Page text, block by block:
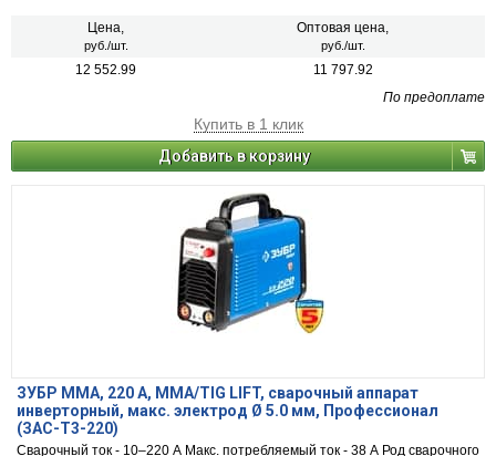
Цена,
руб./шт.
Оптовая цена,
руб./шт.
12 552.99
11 797.92
По предоплате
Купить в 1 клик
Добавить в корзину
ЗУБР ММА, 220 А, MMA/TIG LIFT, сварочный аппарат
инверторный, макс. электрод Ø 5.0 мм, Профессионал
(ЗАС-Т3-220)
Сварочный ток - 10–220 А Макс. потребляемый ток - 38 А Род сварочного